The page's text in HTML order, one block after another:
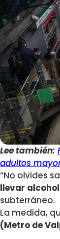
Lee también:
adultos
“No olvides
llevar
subterráneo.
La medida,
(Metro de